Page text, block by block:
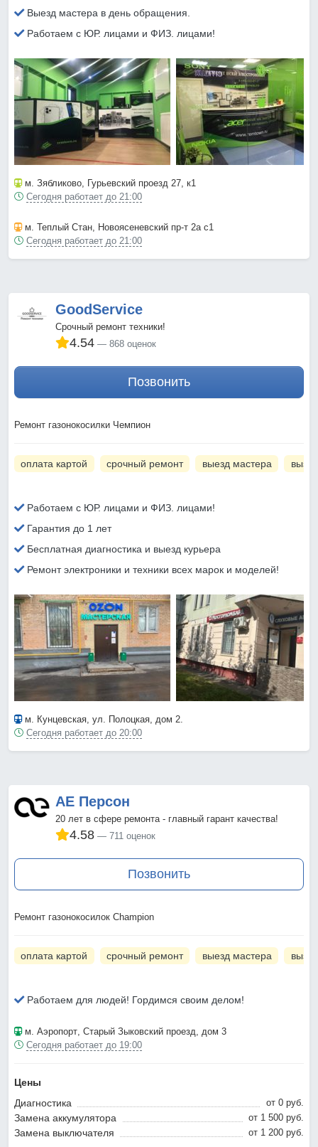
Выезд мастера в день обращения.
Работаем с ЮР. лицами и ФИЗ. лицами!
м. Зябликово, Гурьевский проезд 27, к1
Сегодня работает до 21:00
м. Теплый Стан, Новоясеневский пр-т 2а с1
Сегодня работает до 21:00
GoodService
Срочный ремонт техники!
4.54 868 оценок
Позвонить
Ремонт газонокосилки Чемпион
оплата картой срочный ремонт выезд мастера
Работаем с ЮР. лицами и ФИЗ. лицами!
Гарантия до 1 лет
Бесплатная диагностика и выезд курьера
Ремонт электроники и техники всех марок и моделей!
м. Кунцевская, ул. Полоцкая, дом 2.
Сегодня работает до 20:00
АЕ Персон
20 лет в сфере ремонта - главный гарант качества!
4.58 711 оценок
Позвонить
Ремонт газонокосилок Champion
оплата картой срочный ремонт выезд мастера
Работаем для людей! Гордимся своим делом!
м. Аэропорт, Старый Зыковский проезд, дом 3
Сегодня работает до 19:00
Цены
Диагностика
от 0 pyб.
Замена аккумулятора от 1 500 pyб.
Замена выключателя от 1 200 pyб.